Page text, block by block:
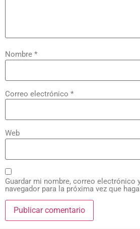
Nombre *
Correo electrónico *
Web
Guardar mi nombre, correo electrónico
navegador para la próxima vez que